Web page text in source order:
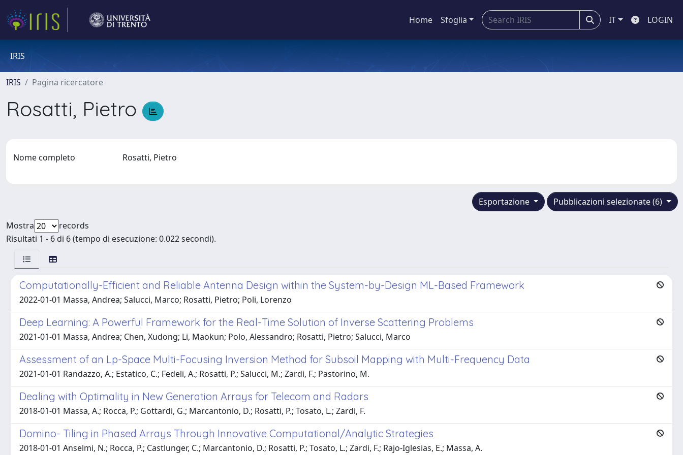
Home Sfoglia IT LOGIN
IRIS
IRIS Pagina ricercatore
Rosatti, Pietro
Nome completo Rosatti, Pietro
Pubblicazioni selezionate (6)
Esportazione
Mostra
records
Risultati 1 - 6 di 6 (tempo di esecuzione: 0.022 secondi).
Computationally-Efficient and Reliable Antenna Design within the System-by-Design ML-Based Framework
2022-01-01 Massa, Andrea; Salucci, Marco; Rosatti, Pietro; Poli, Lorenzo
Deep Learning: A Powerful Framework for the Real-Time Solution of Inverse Scattering Problems
2021-01-01 Massa, Andrea; Chen, Xudong; Li, Maokun; Polo, Alessandro; Rosatti, Pietro; Salucci, Marco
Assessment of an Lp-Space Multi-Focusing Inversion Method for Subsoil Mapping with Multi-Frequency Data
2021-01-01 Randazzo, A.; Estatico, C.; Fedeli, A.; Rosatti, P.; Salucci, M.; Zardi, F.; Pastorino, M.
Dealing with Optimality in New Generation Arrays for Telecom and Radars
2018-01-01 Massa, A.; Rocca, P.; Gottardi, G.; Marcantonio, D.; Rosatti, P.; Tosato, L.; Zardi, F.
Domino- Tiling in Phased Arrays Through Innovative Computational/Analytic Strategies
2018-01-01 Anselmi, N.; Rocca, P.; Castlunger, C.; Marcantonio, D.; Rosatti, P.; Tosato, L.; Zardi, F.; Rajo-Iglesias, E.; Massa, A.